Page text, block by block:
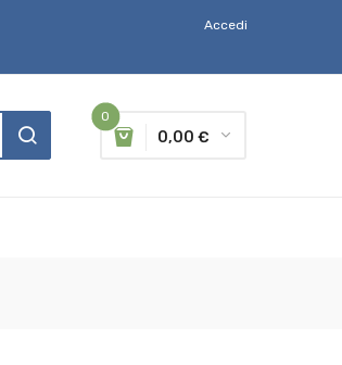
Accedi
0
0,00 €